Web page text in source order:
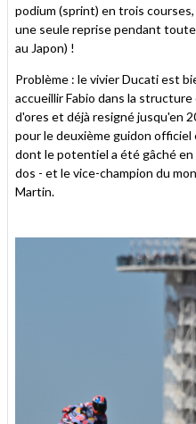
podium (sprint) en trois
une seule reprise pendant
au Japon) !
Problème : le vivier Ducati est
accueillir Fabio dans la
d'ores et déjà resigné jusqu'en
pour le deuxième guidon
dont le potentiel a été gâché
dos - et le vice-champion du
Martin.